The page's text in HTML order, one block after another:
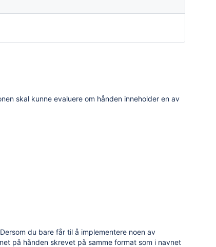
skal kunne evaluere om hånden inneholder en av
du bare får til å implementere noen av
på hånden skrevet på samme format som i navnet